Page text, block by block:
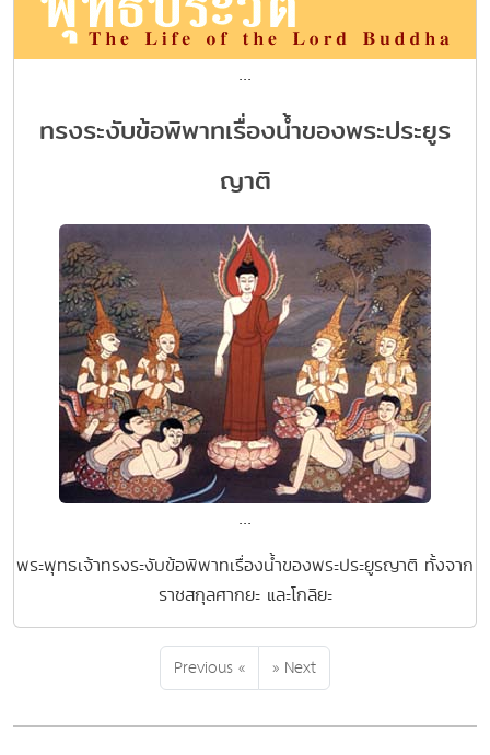
...
ทรงระงับข้อพิพาทเรื่องน้ำของพระประยูร
ญาติ
...
พระพุทธเจ้าทรงระงับข้อพิพาทเรื่องน้ำของพระประยูรญาติ ทั้งจาก
ราชสกุลศากยะ และโกลิยะ
Previous « » Next